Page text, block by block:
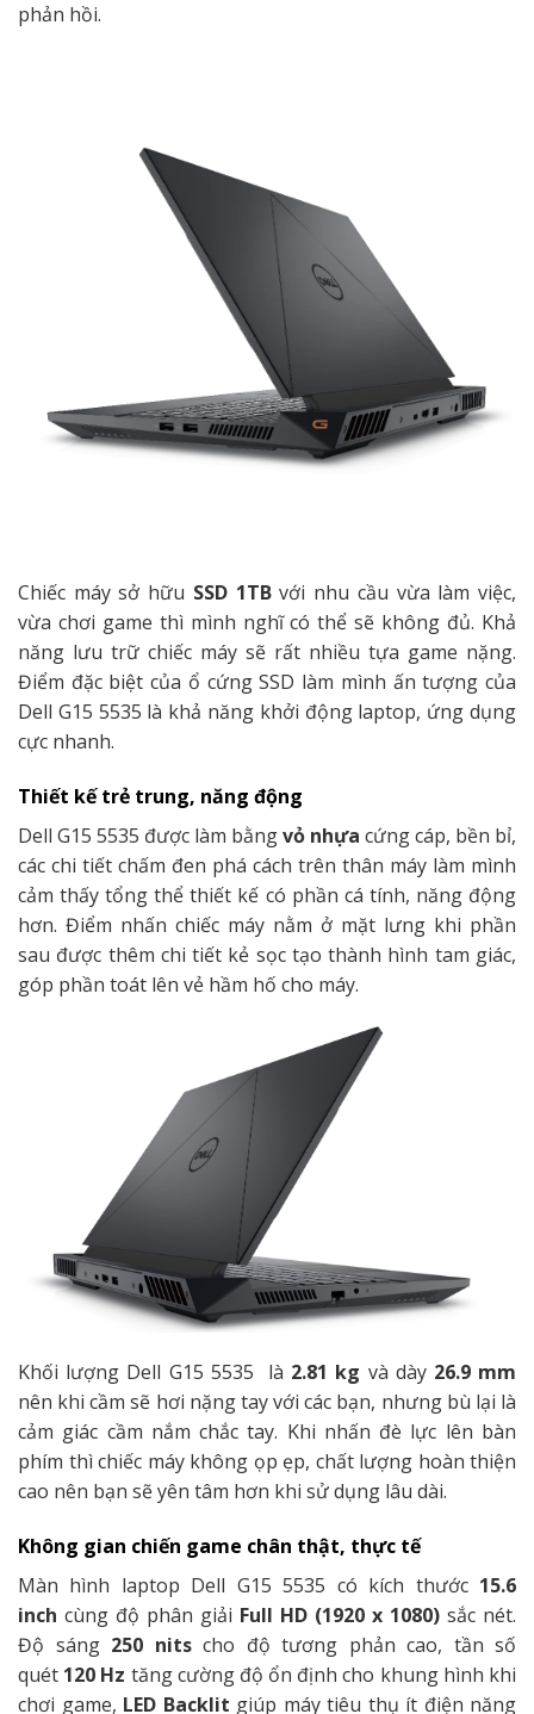
phản hồi.
Chiếc máy sở hữu SSD 1TBvới nhu cầu vừa làm việc,
vừa chơi game thì mình nghĩ có thể sẽ không đủ. Khả
năng lưu trữ chiếc máy sẽ rất nhiều tựa game nặng.
Điểm đặc biệt của ổ cứng SSD làm mình ấn tượng của
Dell G15 5535 là khả năng khởi động laptop, ứng dụng
cực nhanh.
Thiết kế trẻ trung, năng động
Dell G15 5535 được làm bằngvỏ nhựa cứng cáp, bền bỉ,
các chi tiết chấm đen phá cách trên thân máy làm mình
cảm thấy tổng thể thiết kế có phần cá tính, năng động
hơn. Điểm nhấn chiếc máy nằm ở mặt lưng khi phần
sau được thêm chi tiết kẻ sọc tạo thành hình tam giác,
góp phần toát lên vẻ hầm hố cho máy.
Khối lượng Dell G15 5535 là 2.81 kg và dày 26.9 mm
nên khi cầm sẽ hơi nặng tay với các bạn, nhưng bù lại là
cảm giác cầm nắm chắc tay. Khi nhấn đè lực lên bàn
phím thì chiếc máy không ọp ẹp, chất lượng hoàn thiện
cao nên bạn sẽ yên tâm hơn khi sử dụng lâu dài.
Không gian chiến game chân thật, thực tế
Màn hình laptop Dell G15 5535 có kích thước 15.6
inch cùng độ phân giải Full HD (1920 x 1080) sắc nét.
Độ sáng 250 nitscho độ tương phản cao, tần số
quét 120 Hz tăng cường độ ổn định cho khung hình khi
chơi game, LED Backlit giúp máy tiêu thụ ít điện năng